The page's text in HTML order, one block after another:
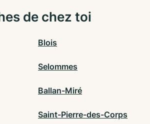
de chez toi
Blois
Selommes
Ballan-Miré
Saint-Pierre-des-Corps